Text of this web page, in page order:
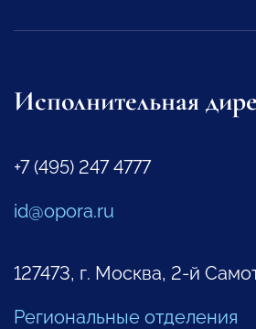
Исполнительная
+7 (495) 247 4777
id@opora.ru
127473, г. Москва, 2-й
Региональные отделения